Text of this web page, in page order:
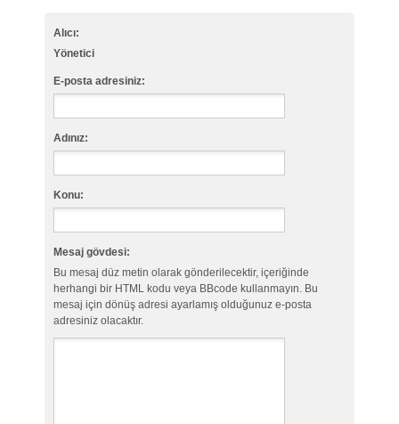
Alıcı:
Yönetici
E-posta adresiniz:
Adınız:
Konu:
Mesaj gövdesi:
Bu mesaj düz metin olarak gönderilecektir, içeriğinde
herhangi bir HTML kodu veya BBcode kullanmayın. Bu
mesaj için dönüş adresi ayarlamış olduğunuz e-posta
adresiniz olacaktır.